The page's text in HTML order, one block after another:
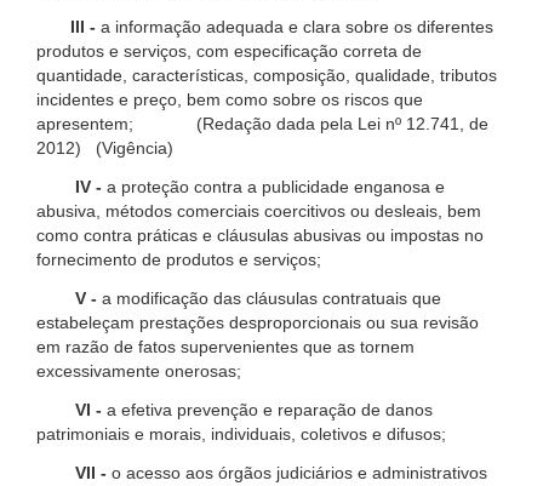
III - a informação adequada e clara sobre os diferentes
produtos e serviços, com especificação correta de
quantidade, características, composição, qualidade, tributos
incidentes e preço, bem como sobre os riscos que
apresentem; (Redação dada pela Lei nº 12.741, de
2012) (Vigência)
IV - a proteção contra a publicidade enganosa e
abusiva, métodos comerciais coercitivos ou desleais, bem
como contra práticas e cláusulas abusivas ou impostas no
fornecimento de produtos e serviços;
V - a modificação das cláusulas contratuais que
estabeleçam prestações desproporcionais ou sua revisão
em razão de fatos supervenientes que as tornem
excessivamente onerosas;
VI - a efetiva prevenção e reparação de danos
patrimoniais e morais, individuais, coletivos e difusos;
VII - o acesso aos órgãos judiciários e administrativos